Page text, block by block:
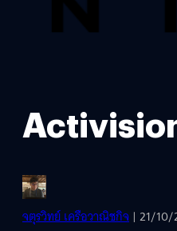
จตุรวิทย์ เครือวาณิชกิจ | 21/10/